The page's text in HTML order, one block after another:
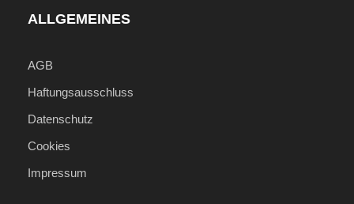
ALLGEMEINES
AGB
Haftungsausschluss
Datenschutz
Cookies
Impressum